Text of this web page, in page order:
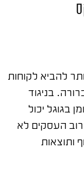
להביא לקוחות
בניגוד
בגוגל יכול
העסקים לא
ותוצאות